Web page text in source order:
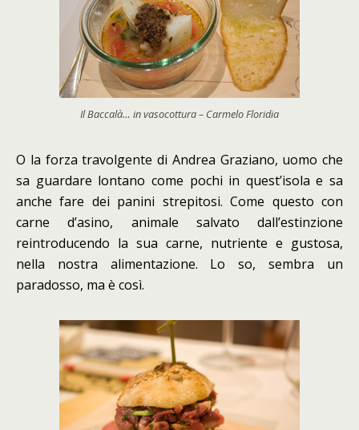
Il Baccalà… in vasocottura – Carmelo Floridia
O la forza travolgente di Andrea Graziano, uomo che
sa guardare lontano come pochi in quest’isola e sa
anche fare dei panini strepitosi. Come questo con
carne d’asino, animale salvato dall’estinzione
reintroducendo la sua carne, nutriente e gustosa,
nella nostra alimentazione. Lo so, sembra un
paradosso, ma è così.